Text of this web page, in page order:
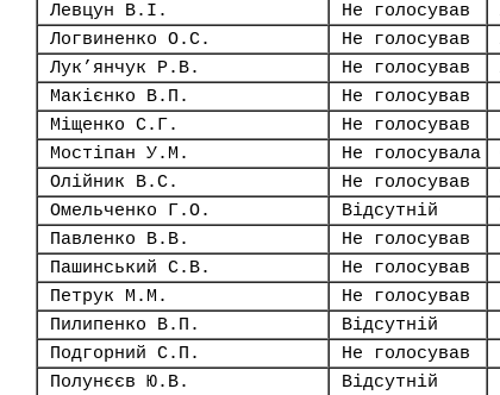
Левцун В.І.
Не голосував
Логвиненко О.С.
Не голосував
Лук’янчук Р.В.
Не голосував
Макієнко В.П.
Не голосував
Міщенко С.Г.
Не голосував
Мостіпан У.М.
Не голосувала
Олійник В.С.
Не голосував
Омельченко Г.О.
Відсутній
Павленко В.В.
Не голосував
Пашинський С.В.
Не голосував
Петрук М.М.
Не голосував
Пилипенко В.П.
Відсутній
Подгорний С.П.
Не голосував
Полунєєв Ю.В.
Відсутній